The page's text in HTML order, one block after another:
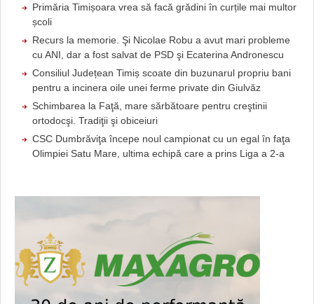
Primăria Timișoara vrea să facă grădini în curțile mai multor
școli
Recurs la memorie. Şi Nicolae Robu a avut mari probleme
cu ANI, dar a fost salvat de PSD şi Ecaterina Andronescu
Consiliul Județean Timiș scoate din buzunarul propriu bani
pentru a incinera oile unei ferme private din Giulvăz
Schimbarea la Faţă, mare sărbătoare pentru creştinii
ortodocşi. Tradiţii şi obiceiuri
CSC Dumbrăviţa începe noul campionat cu un egal în faţa
Olimpiei Satu Mare, ultima echipă care a prins Liga a 2-a